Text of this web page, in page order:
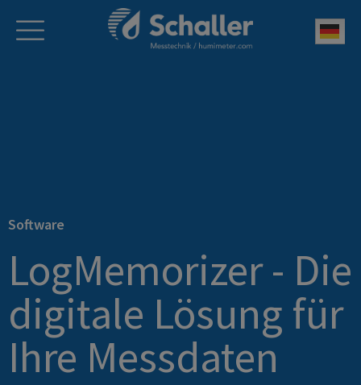
Software
LogMemorizer - Die
digitale Lösung für
Ihre Messdaten